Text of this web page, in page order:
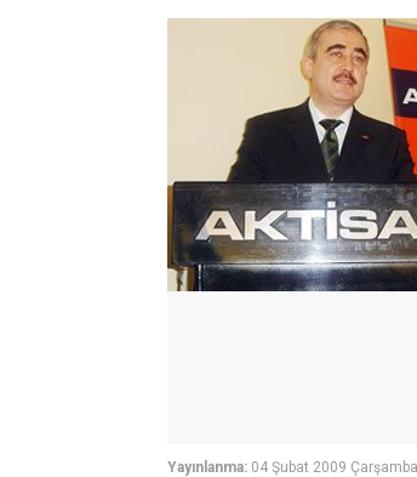
Yayınlanma: 04 Şubat 2009